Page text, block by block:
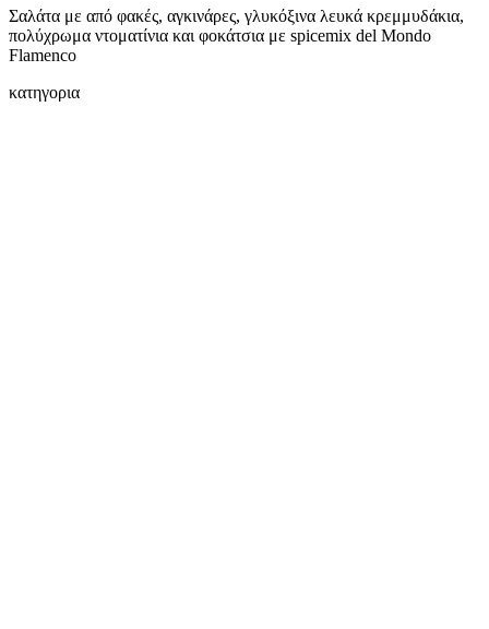
Σαλάτα με από φακές, αγκινάρες, γλυκόξινα λευκά κρεμμυδάκια,
πολύχρωμα ντοματίνια και φοκάτσια με spicemix del Mondo
Flamenco
κατηγορια